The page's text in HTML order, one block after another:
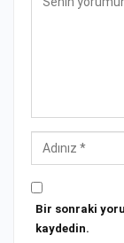
Bir sonraki
kaydedin.